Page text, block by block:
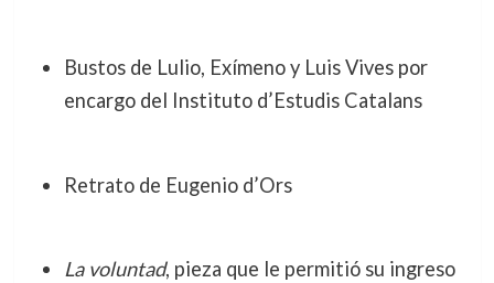
Bustos de Lulio, Exímeno y Luis Vives por
encargo del Instituto d’Estudis Catalans
Retrato de Eugenio d’Ors
La voluntad, pieza que le permitió su ingreso